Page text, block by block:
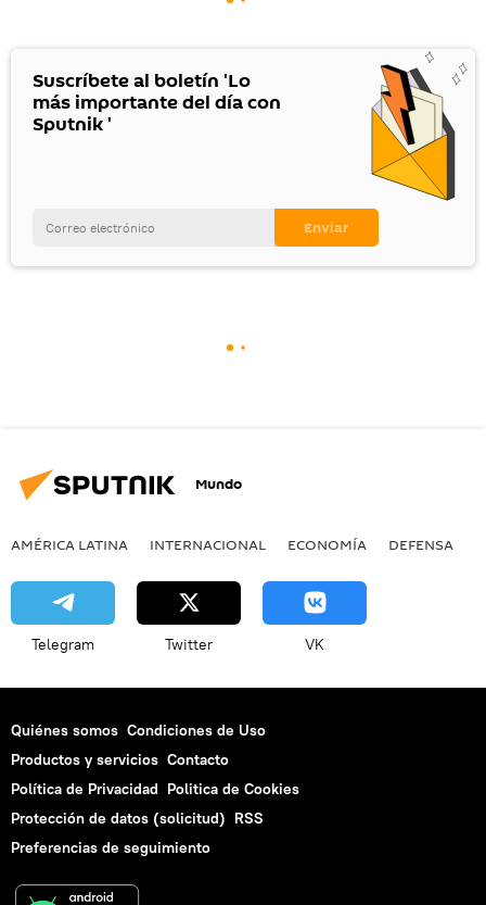
Suscríbete al boletín 'Lo
más importante del día con
Sputnik '
Mundo
AMÉRICA LATINA INTERNACIONAL ECONOMÍA DEFENSA
Telegram Twitter VK
Quiénes somos Condiciones de Uso
Productos y servicios Contacto
Política de Privacidad Politica de Cookies
Protección de datos (solicitud) RSS
Preferencias de seguimiento